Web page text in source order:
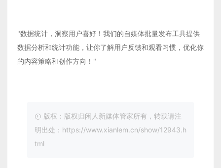
"数据统计，洞察用户喜好！我们的自媒体批量发布工具提供
数据分析和统计功能，让你了解用户反馈和观看习惯，优化你
的内容策略和创作方向！"
版权：版权归闲人新媒体管家所有，转载请注
明出处：https://www.xianlem.cn/show/12943.h
tml